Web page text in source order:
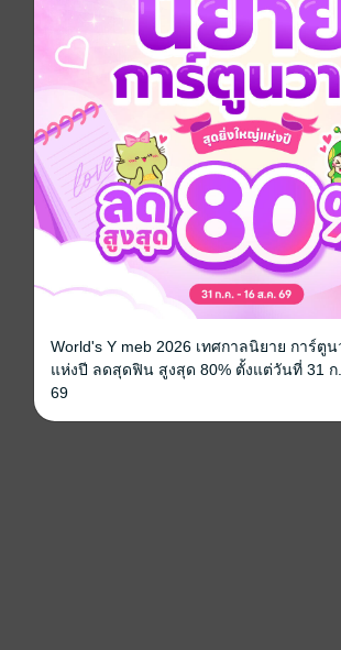
ล็อกอินเข้าระบบ
World's Y meb 2026 เทศกาลนิยาย การ์ตู
แห่งปี ลดสุดฟิน สูงสุด 80% ตั้งแต่วันที่ 31 ก
69